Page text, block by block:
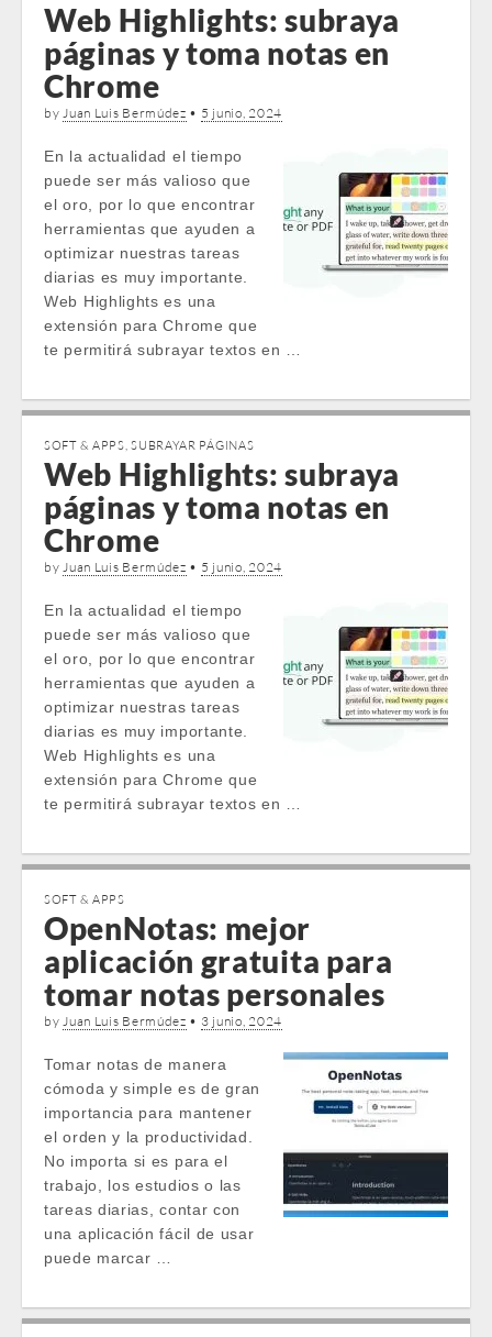
Web Highlights: subraya
páginas y toma notas en
Chrome
byJuan Luis Bermúdez • 5 junio, 2024
En la actualidad el tiempo
puede ser más valioso que
el oro, por lo que encontrar
herramientas que ayuden a
optimizar nuestras tareas
diarias es muy importante.
Web Highlights es una
extensión para Chrome que
te permitirá subrayar textos en …
SOFT & APPS,SUBRAYAR PÁGINAS
Web Highlights: subraya
páginas y toma notas en
Chrome
byJuan Luis Bermúdez • 5 junio, 2024
En la actualidad el tiempo
puede ser más valioso que
el oro, por lo que encontrar
herramientas que ayuden a
optimizar nuestras tareas
diarias es muy importante.
Web Highlights es una
extensión para Chrome que
te permitirá subrayar textos en …
SOFT & APPS
OpenNotas: mejor
aplicación gratuita para
tomar notas personales
byJuan Luis Bermúdez • 3 junio, 2024
Tomar notas de manera
cómoda y simple es de gran
importancia para mantener
el orden y la productividad.
No importa si es para el
trabajo, los estudios o las
tareas diarias, contar con
una aplicación fácil de usar
puede marcar …